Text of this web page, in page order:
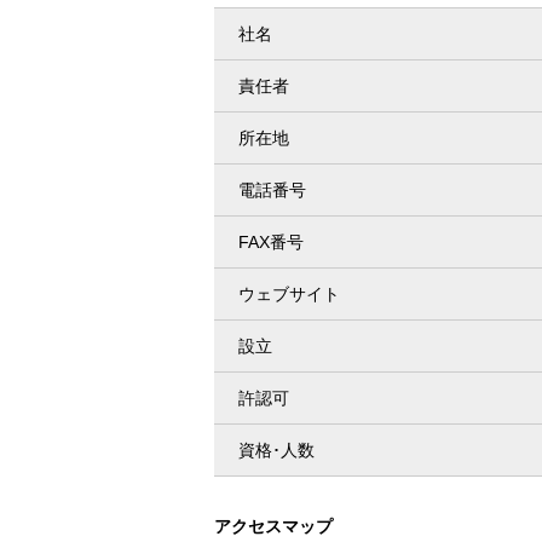
社名
責任者
所在地
電話番号
FAX番号
ウェブサイト
設立
許認可
資格･人数
アクセスマップ